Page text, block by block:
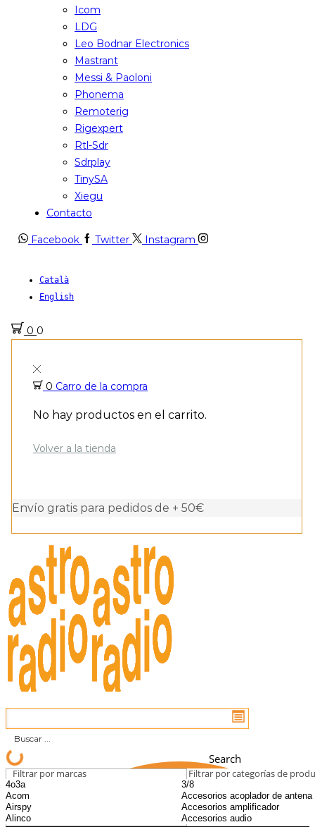
Icom
LDG
Leo Bodnar Electronics
Mastrant
Messi & Paoloni
Phonema
Remoterig
Rigexpert
Rtl-Sdr
Sdrplay
TinySA
Xiegu
Contacto
Facebook Twitter Instagram
Català
English
0 0
0 Carro de la compra
No hay productos en el carrito.
Volver a la tienda
Envío gratis para pedidos de + 50€
Search
Filtrar por marcas Filtrar por categorías de